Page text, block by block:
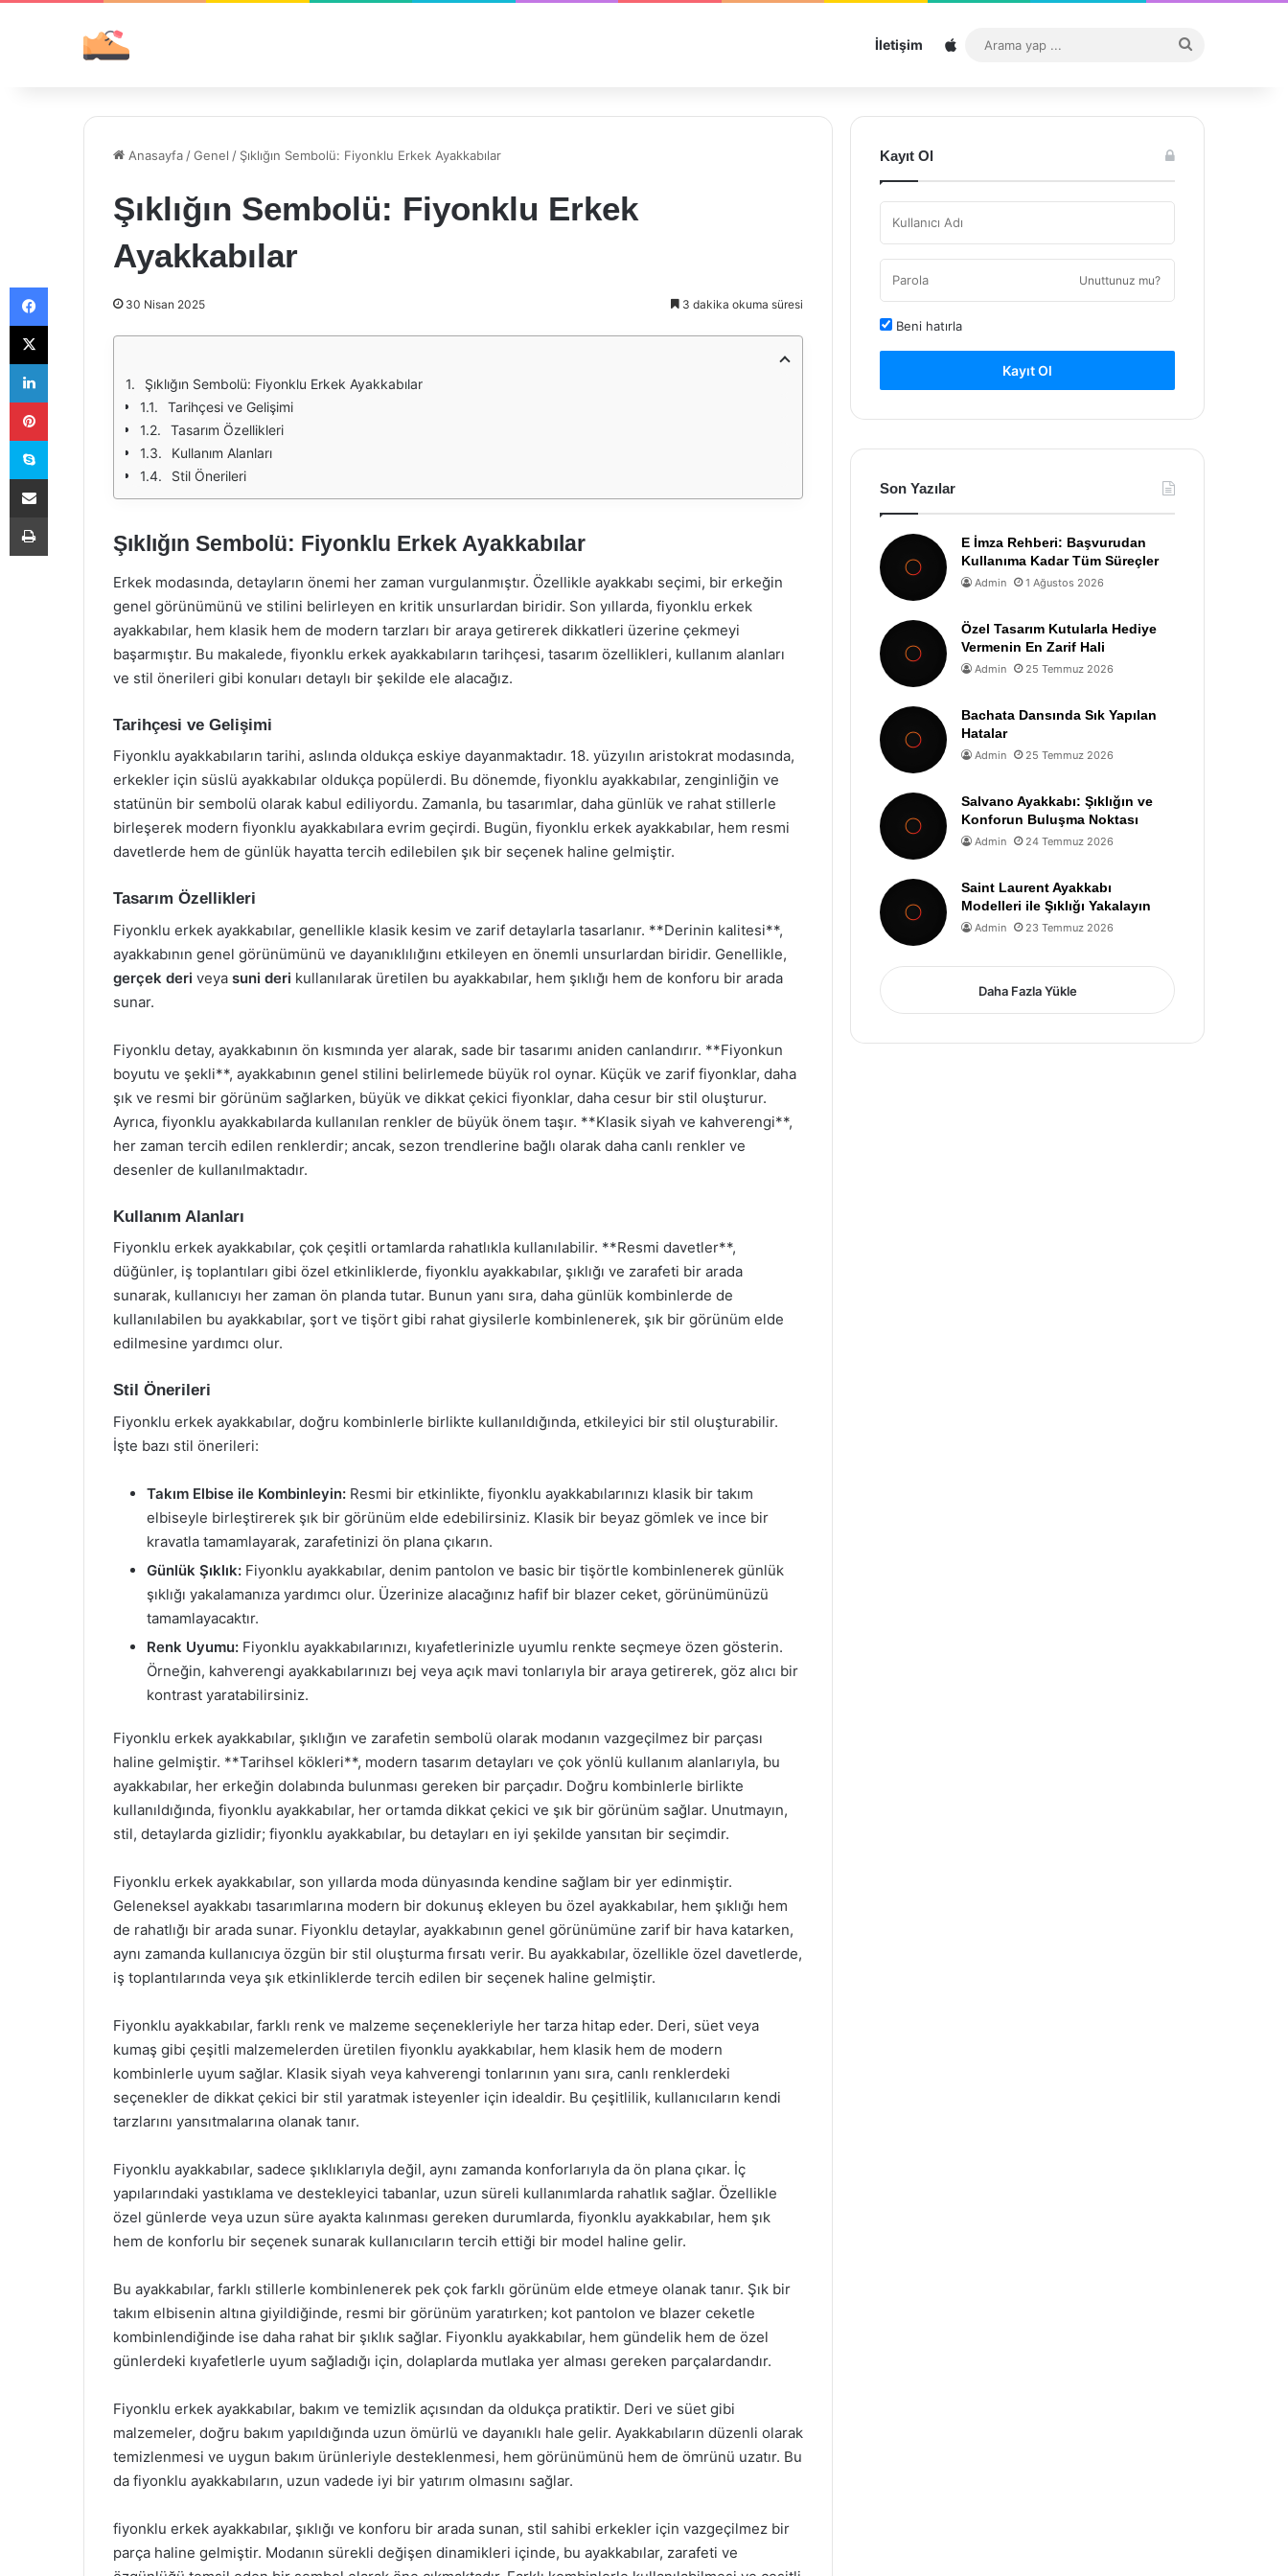
İletişim Sitemap
...
Anasayfa /Genel / Şıklığın Sembolü: Fiyonklu Erkek Ayakkabılar
Şıklığın Sembolü: Fiyonklu Erkek
Ayakkabılar
30 Nisan 2025 3 dakika okuma süresi
Şıklığın Sembolü: Fiyonklu Erkek Ayakkabılar
Tarihçesi ve Gelişimi
Tasarım Özellikleri
Kullanım Alanları
Stil Önerileri
Şıklığın Sembolü: Fiyonklu Erkek Ayakkabılar
Erkek modasında, detayların önemi her zaman vurgulanmıştır. Özellikle ayakkabı seçimi, bir erkeğin
genel görünümünü ve stilini belirleyen en kritik unsurlardan biridir. Son yıllarda, fiyonklu erkek
ayakkabılar, hem klasik hem de modern tarzları bir araya getirerek dikkatleri üzerine çekmeyi
başarmıştır. Bu makalede, fiyonklu erkek ayakkabıların tarihçesi, tasarım özellikleri, kullanım alanları
ve stil önerileri gibi konuları detaylı bir şekilde ele alacağız.
Tarihçesi ve Gelişimi
Fiyonklu ayakkabıların tarihi, aslında oldukça eskiye dayanmaktadır. 18. yüzyılın aristokrat modasında,
erkekler için süslü ayakkabılar oldukça popülerdi. Bu dönemde, fiyonklu ayakkabılar, zenginliğin ve
statünün bir sembolü olarak kabul ediliyordu. Zamanla, bu tasarımlar, daha günlük ve rahat stillerle
birleşerek modern fiyonklu ayakkabılara evrim geçirdi. Bugün, fiyonklu erkek ayakkabılar, hem resmi
davetlerde hem de günlük hayatta tercih edilebilen şık bir seçenek haline gelmiştir.
Tasarım Özellikleri
Fiyonklu erkek ayakkabılar, genellikle klasik kesim ve zarif detaylarla tasarlanır. **Derinin kalitesi**,
ayakkabının genel görünümünü ve dayanıklılığını etkileyen en önemli unsurlardan biridir. Genellikle,
gerçek deri veya suni deri kullanılarak üretilen bu ayakkabılar, hem şıklığı hem de konforu bir arada
sunar.
Fiyonklu detay, ayakkabının ön kısmında yer alarak, sade bir tasarımı aniden canlandırır. **Fiyonkun
boyutu ve şekli**, ayakkabının genel stilini belirlemede büyük rol oynar. Küçük ve zarif fiyonklar, daha
şık ve resmi bir görünüm sağlarken, büyük ve dikkat çekici fiyonklar, daha cesur bir stil oluşturur.
Ayrıca, fiyonklu ayakkabılarda kullanılan renkler de büyük önem taşır. **Klasik siyah ve kahverengi**,
her zaman tercih edilen renklerdir; ancak, sezon trendlerine bağlı olarak daha canlı renkler ve
desenler de kullanılmaktadır.
Kullanım Alanları
Fiyonklu erkek ayakkabılar, çok çeşitli ortamlarda rahatlıkla kullanılabilir. **Resmi davetler**,
düğünler, iş toplantıları gibi özel etkinliklerde, fiyonklu ayakkabılar, şıklığı ve zarafeti bir arada
sunarak, kullanıcıyı her zaman ön planda tutar. Bunun yanı sıra, daha günlük kombinlerde de
kullanılabilen bu ayakkabılar, şort ve tişört gibi rahat giysilerle kombinlenerek, şık bir görünüm elde
edilmesine yardımcı olur.
Stil Önerileri
Fiyonklu erkek ayakkabılar, doğru kombinlerle birlikte kullanıldığında, etkileyici bir stil oluşturabilir.
İşte bazı stil önerileri:
Takım Elbise ile Kombinleyin: Resmi bir etkinlikte, fiyonklu ayakkabılarınızı klasik bir takım
elbiseyle birleştirerek şık bir görünüm elde edebilirsiniz. Klasik bir beyaz gömlek ve ince bir
kravatla tamamlayarak, zarafetinizi ön plana çıkarın.
Günlük Şıklık: Fiyonklu ayakkabılar, denim pantolon ve basic bir tişörtle kombinlenerek günlük
şıklığı yakalamanıza yardımcı olur. Üzerinize alacağınız hafif bir blazer ceket, görünümünüzü
tamamlayacaktır.
Renk Uyumu: Fiyonklu ayakkabılarınızı, kıyafetlerinizle uyumlu renkte seçmeye özen gösterin.
Örneğin, kahverengi ayakkabılarınızı bej veya açık mavi tonlarıyla bir araya getirerek, göz alıcı bir
kontrast yaratabilirsiniz.
Fiyonklu erkek ayakkabılar, şıklığın ve zarafetin sembolü olarak modanın vazgeçilmez bir parçası
haline gelmiştir. **Tarihsel kökleri**, modern tasarım detayları ve çok yönlü kullanım alanlarıyla, bu
ayakkabılar, her erkeğin dolabında bulunması gereken bir parçadır. Doğru kombinlerle birlikte
kullanıldığında, fiyonklu ayakkabılar, her ortamda dikkat çekici ve şık bir görünüm sağlar. Unutmayın,
stil, detaylarda gizlidir; fiyonklu ayakkabılar, bu detayları en iyi şekilde yansıtan bir seçimdir.
Fiyonklu erkek ayakkabılar, son yıllarda moda dünyasında kendine sağlam bir yer edinmiştir.
Geleneksel ayakkabı tasarımlarına modern bir dokunuş ekleyen bu özel ayakkabılar, hem şıklığı hem
de rahatlığı bir arada sunar. Fiyonklu detaylar, ayakkabının genel görünümüne zarif bir hava katarken,
aynı zamanda kullanıcıya özgün bir stil oluşturma fırsatı verir. Bu ayakkabılar, özellikle özel davetlerde,
iş toplantılarında veya şık etkinliklerde tercih edilen bir seçenek haline gelmiştir.
Fiyonklu ayakkabılar, farklı renk ve malzeme seçenekleriyle her tarza hitap eder. Deri, süet veya
kumaş gibi çeşitli malzemelerden üretilen fiyonklu ayakkabılar, hem klasik hem de modern
kombinlerle uyum sağlar. Klasik siyah veya kahverengi tonlarının yanı sıra, canlı renklerdeki
seçenekler de dikkat çekici bir stil yaratmak isteyenler için idealdir. Bu çeşitlilik, kullanıcıların kendi
tarzlarını yansıtmalarına olanak tanır.
Fiyonklu ayakkabılar, sadece şıklıklarıyla değil, aynı zamanda konforlarıyla da ön plana çıkar. İç
yapılarındaki yastıklama ve destekleyici tabanlar, uzun süreli kullanımlarda rahatlık sağlar. Özellikle
özel günlerde veya uzun süre ayakta kalınması gereken durumlarda, fiyonklu ayakkabılar, hem şık
hem de konforlu bir seçenek sunarak kullanıcıların tercih ettiği bir model haline gelir.
Bu ayakkabılar, farklı stillerle kombinlenerek pek çok farklı görünüm elde etmeye olanak tanır. Şık bir
takım elbisenin altına giyildiğinde, resmi bir görünüm yaratırken; kot pantolon ve blazer ceketle
kombinlendiğinde ise daha rahat bir şıklık sağlar. Fiyonklu ayakkabılar, hem gündelik hem de özel
günlerdeki kıyafetlerle uyum sağladığı için, dolaplarda mutlaka yer alması gereken parçalardandır.
Fiyonklu erkek ayakkabılar, bakım ve temizlik açısından da oldukça pratiktir. Deri ve süet gibi
malzemeler, doğru bakım yapıldığında uzun ömürlü ve dayanıklı hale gelir. Ayakkabıların düzenli olarak
temizlenmesi ve uygun bakım ürünleriyle desteklenmesi, hem görünümünü hem de ömrünü uzatır. Bu
da fiyonklu ayakkabıların, uzun vadede iyi bir yatırım olmasını sağlar.
fiyonklu erkek ayakkabılar, şıklığı ve konforu bir arada sunan, stil sahibi erkekler için vazgeçilmez bir
parça haline gelmiştir. Modanın sürekli değişen dinamikleri içinde, bu ayakkabılar, zarafeti ve
Kayıt Ol
Unuttunuz mu?
Beni hatırla
Kayıt Ol
Son Yazılar
E İmza Rehberi: Başvurudan
Kullanıma Kadar Tüm Süreçler
Admin 1 Ağustos 2026
Özel Tasarım Kutularla Hediye
Vermenin En Zarif Hali
Admin 25 Temmuz 2026
Bachata Dansında Sık Yapılan
Hatalar
Admin 25 Temmuz 2026
Salvano Ayakkabı: Şıklığın ve
Konforun Buluşma Noktası
Admin 24 Temmuz 2026
Saint Laurent Ayakkabı
Modelleri ile Şıklığı Yakalayın
Admin 23 Temmuz 2026
Daha Fazla Yükle
Facebook
X
LinkedIn
Pinterest
Skype
E-Posta ile paylaş